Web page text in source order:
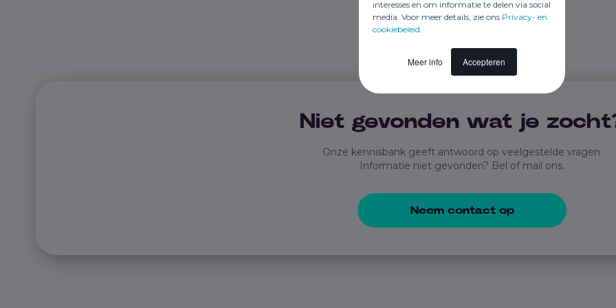
interesses en om informatie te delen via social
media. Voor meer details, zie ons Privacy- en
cookiebeleid
Meer info Accepteren
Niet gevonden wat je
Onze kennisbank geeft antwoord op veelgestelde vragen.
Informatie niet gevonden? Bel of mail ons.
Neem contact op